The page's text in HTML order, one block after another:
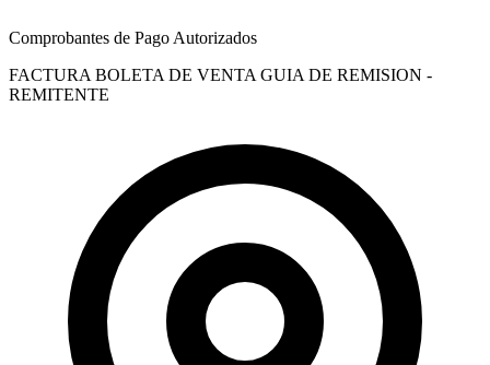
Comprobantes de Pago Autorizados
FACTURA BOLETA DE VENTA GUIA DE REMISION -
REMITENTE